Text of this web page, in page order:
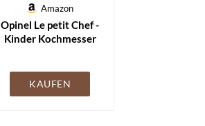
Amazon
Opinel Le petit Chef -
Kinder Kochmesser
Fingerschutz -
Sparschäler - rostfrei
KAUFEN